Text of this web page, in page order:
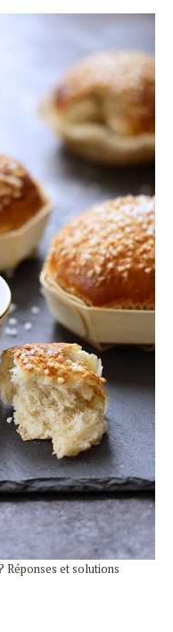
Réponses et solutions